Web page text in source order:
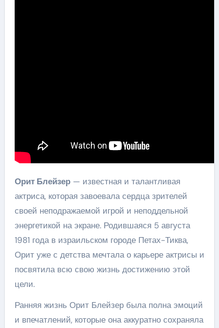
Орит Блейзер— известная и талантливая
актриса, которая завоевала сердца зрителей
своей неподражаемой игрой и неподдельной
энергетикой на экране. Родившаяся 5 августа
1981 года в израильском городе Петах-Тиква,
Орит уже с детства мечтала о карьере актрисы и
посвятила всю свою жизнь достижению этой
цели.
Ранняя жизнь Орит Блейзер была полна эмоций
и впечатлений, которые она аккуратно сохраняла